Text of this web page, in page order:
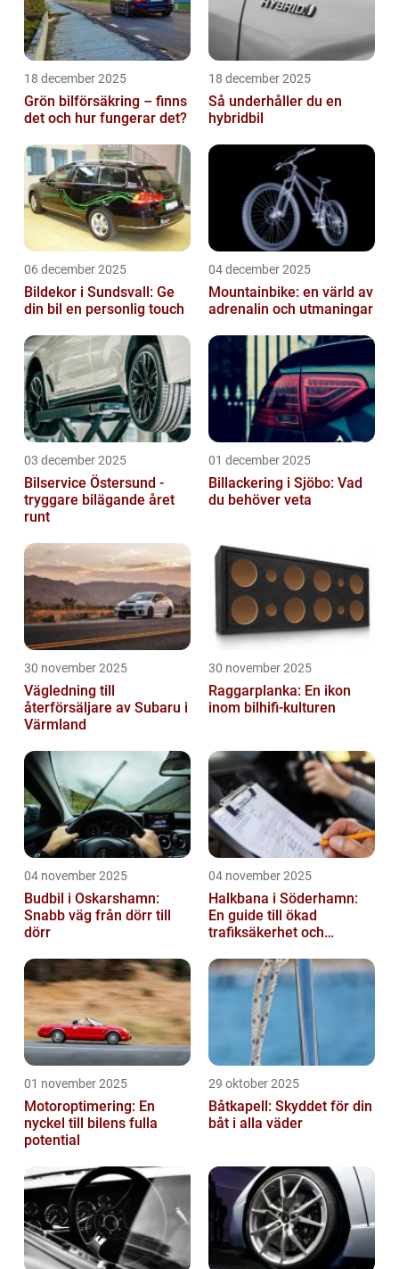
18 december 2025
Grön bilförsäkring – finns
det och hur fungerar det?
18 december 2025
Så underhåller du en
hybridbil
06 december 2025
Bildekor i Sundsvall: Ge
din bil en personlig touch
04 december 2025
Mountainbike: en värld av
adrenalin och utmaningar
03 december 2025
Bilservice Östersund -
tryggare bilägande året
runt
01 december 2025
Billackering i Sjöbo: Vad
du behöver veta
30 november 2025
Vägledning till
återförsäljare av Subaru i
Värmland
30 november 2025
Raggarplanka: En ikon
inom bilhifi-kulturen
04 november 2025
Budbil i Oskarshamn:
Snabb väg från dörr till
dörr
04 november 2025
Halkbana i Söderhamn:
En guide till ökad
trafiksäkerhet och
01 november 2025
Motoroptimering: En
nyckel till bilens fulla
potential
29 oktober 2025
Båtkapell: Skyddet för din
båt i alla väder